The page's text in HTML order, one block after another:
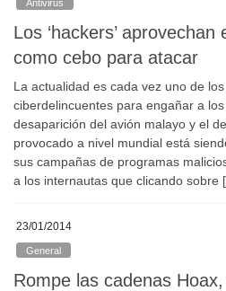
Antivirus
Los ‘hackers’
como cebo para atacar
La actualidad es cada vez uno de
ciberdelincuentes para engañar a
desaparición del avión malayo y el
provocado a nivel mundial está
sus campañas de programas
a los internautas que clicando sobre
23/01/2014
General
Rompe las cadenas